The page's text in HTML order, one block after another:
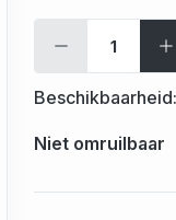
Beschikbaarheid:
Niet omruilbaar